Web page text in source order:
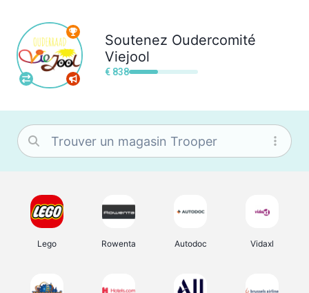
Soutenez Oudercomité
Viejool
€ 838
Lego Rowenta Autodoc Vidaxl